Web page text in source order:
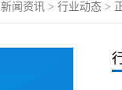
新闻资讯 > 行业动态 >